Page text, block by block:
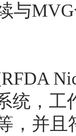
与
统，
，并且